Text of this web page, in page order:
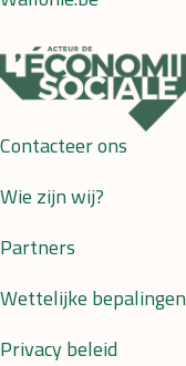
Contacteer ons
Wie zijn wij?
Partners
Wettelijke bepalingen
Privacy beleid